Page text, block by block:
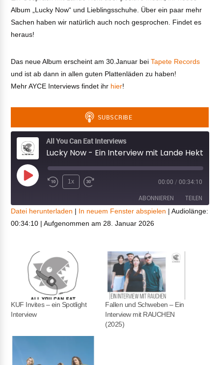
Album „Lucky Now“ und Lieblingsschuhe. Über ein paar mehr
Sachen haben wir natürlich auch noch gesprochen. Findet es
heraus!
Das neue Album erscheint am 30.Januar beiTapete Records
und ist ab dann in allen guten Plattenläden zu haben!
Mehr AYCE Interviews findet ihr hier!
All You Can Eat Interviews
Lucky Now - Ein Interview mit Lande Hekt
Play
1x 00:00 / 00:34:10
ABONNIEREN TEILEN
TEILEN
EMBED
Datei herunterladen | In neuem Fenster abspielen |Audiolänge:
00:34:10 |Aufgenommen am 28. Januar 2026
KUF Invites – ein Spotlight
Interview
Fallen und Schweben – Ein
Interview mit RAUCHEN
(2025)